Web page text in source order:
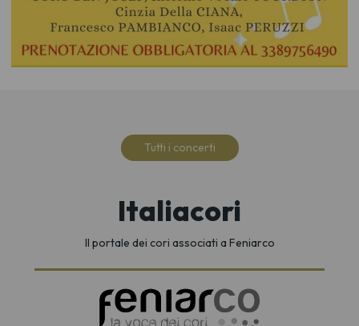
Tutti i concerti
Italiacori
Il portale dei cori associati a Feniarco